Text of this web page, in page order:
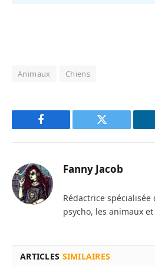
Animaux Chiens
Facebook Twitter
Fanny Jacob
Rédactrice
psycho, les animaux
ARTICLES SIMILAIRES